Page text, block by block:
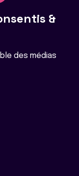
&
des médias